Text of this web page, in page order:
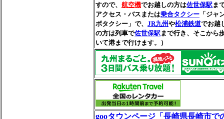
すので、 航空機でお越しの方は佐世保駅ま
アクセス・バスまたは乗合タクシー 「ジャ
ボタクシー」で、 JR九州や松浦鉄道でお越
の方は列車で佐世保駅まで行き、そこから
いて港まで行けます。）
gooタウンページ「長崎県長崎市で